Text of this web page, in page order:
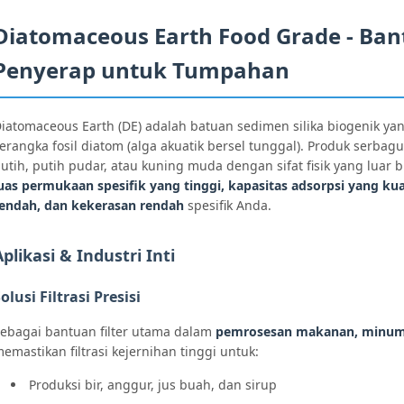
Earth Food Grade -
untuk Tumpahan
Earth (DE) adalah batuan sedimen silika biogenik
fosil diatom (alga akuatik bersel tunggal). Produk
putih pudar, atau kuning muda dengan sifat fisik yang luar
permukaan spesifik yang tinggi, kapasitas adsorpsi yang
dan kekerasan rendah spesifik Anda.
& Industri Inti
Filtrasi Presisi
bantuan filter utama dalam pemrosesan makanan,
filtrasi kejernihan tinggi untuk:
Produksi bir, anggur, jus buah, dan sirup